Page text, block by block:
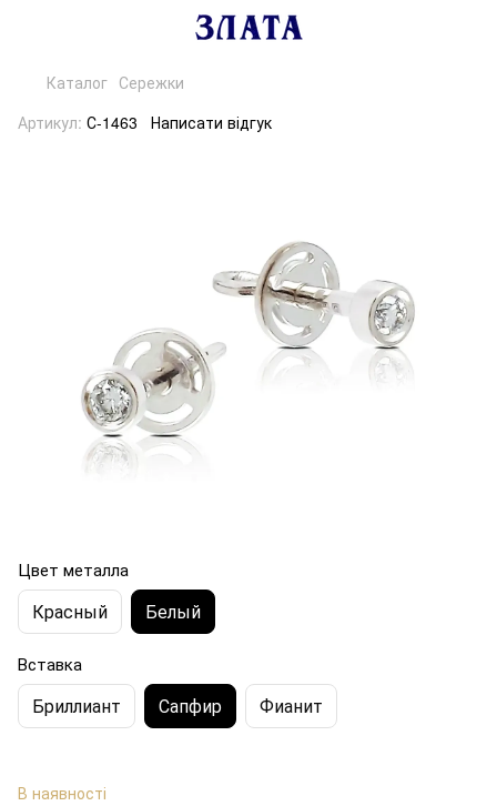
Каталог Сережки
Артикул: С-1463 Написати відгук
Цвет металла
Красный Белый
Вставка
Бриллиант Сапфир Фианит
В наявності